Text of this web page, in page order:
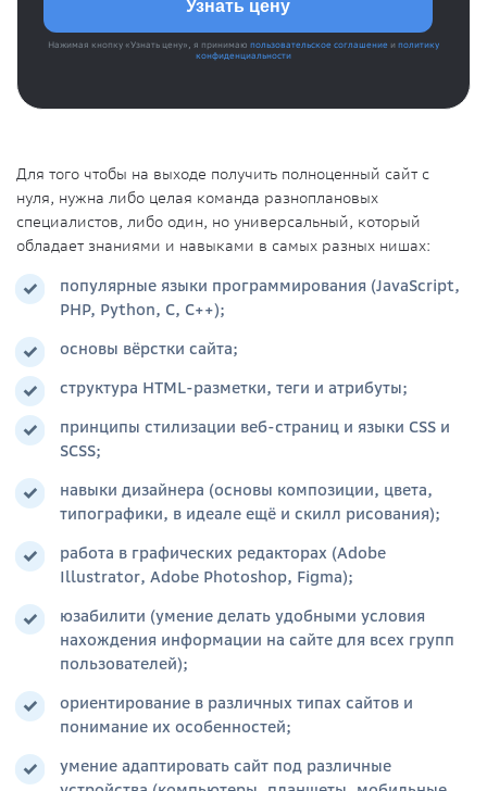
Нажимая кнопку «Узнать цену», я принимаю пользовательское соглашение и политику
конфиденциальности
Для того чтобы на выходе получить полноценный сайт с
нуля, нужна либо целая команда разноплановых
специалистов, либо один, но универсальный, который
обладает знаниями и навыками в самых разных нишах:
популярные языки программирования (JavaScript,
PHP, Python, С, С++);
основы вёрстки сайта;
структура HTML-разметки, теги и атрибуты;
принципы стилизации веб-страниц и языки CSS и
SCSS;
навыки дизайнера (основы композиции, цвета,
типографики, в идеале ещё и скилл рисования);
работа в графических редакторах (Adobe
Illustrator, Adobe Photoshop, Figma);
юзабилити (умение делать удобными условия
нахождения информации на сайте для всех групп
пользователей);
ориентирование в различных типах сайтов и
понимание их особенностей;
умение адаптировать сайт под различные